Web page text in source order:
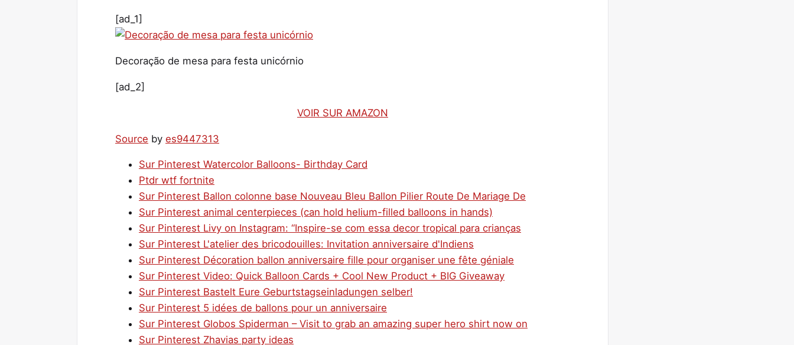
[ad_1]
Decoração de mesa para festa unicórnio
[ad_2]
VOIR SUR AMAZON
Source by es9447313
Sur Pinterest Watercolor Balloons- Birthday Card
Ptdr wtf fortnite
Sur Pinterest Ballon colonne base Nouveau Bleu Ballon Pilier Route De Mariage De
Sur Pinterest animal centerpieces (can hold helium-filled balloons in hands)
Sur Pinterest Livy on Instagram: “Inspire-se com essa decor tropical para crianças
Sur Pinterest L'atelier des bricodouilles: Invitation anniversaire d'Indiens
Sur Pinterest Décoration ballon anniversaire fille pour organiser une fête géniale
Sur Pinterest Video: Quick Balloon Cards + Cool New Product + BIG Giveaway
Sur Pinterest Bastelt Eure Geburtstagseinladungen selber!
Sur Pinterest 5 idées de ballons pour un anniversaire
Sur Pinterest Globos Spiderman – Visit to grab an amazing super hero shirt now on
Sur Pinterest Zhavias party ideas